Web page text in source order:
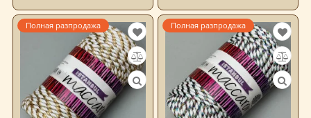
Полная разпродажа Полная разпродажа